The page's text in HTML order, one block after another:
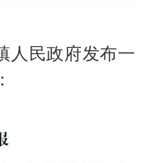
商场现钱学森巨幅海报 负责人回应
健身 共筑健康中国
人民政府发布一